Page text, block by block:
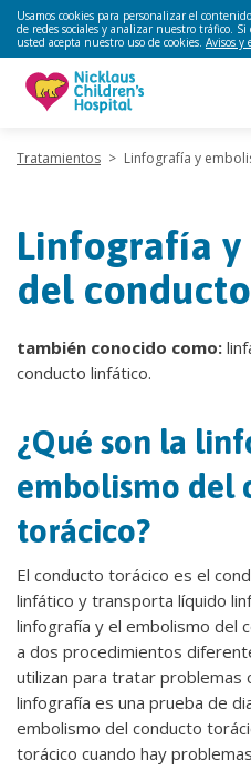
Usamos cookies para personalizar el
de redes sociales y analizar nuestro tráfico.
usted acepta nuestro uso de cookies. Avisos y
Tratamientos > Linfografía y
Linfografía
del
también conocido como:
conducto linfático.
¿Qué son la
embolismo del
torácico?
El conducto torácico es el
linfático y transporta líquido
linfografía y el embolismo del
a dos procedimientos
utilizan para tratar problemas
linfografía es una prueba de
embolismo del conducto
torácico cuando hay